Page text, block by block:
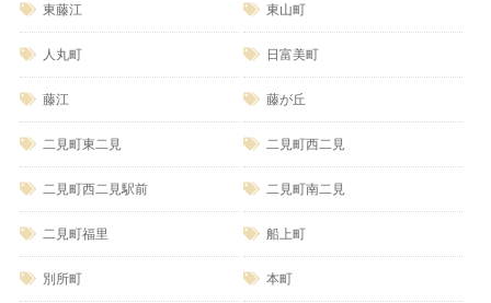
東藤江 東山町
人丸町 日富美町
藤江 藤が丘
二見町東二見 二見町西二見
二見町西二見駅前 二見町南二見
二見町福里 船上町
別所町 本町